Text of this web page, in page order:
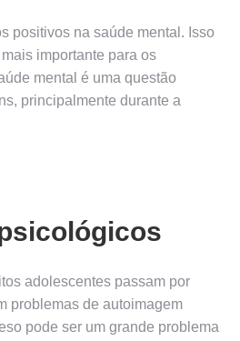
positivos na saúde mental. Isso
importante para os
mental é uma questão
principalmente durante a
adolescentes passam por
problemas de autoimagem
pode ser um grande problema